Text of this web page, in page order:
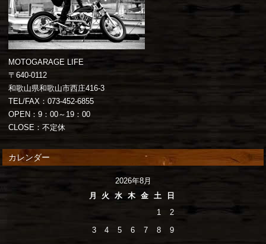
MOTOGARAGE LIFE
〒640-0112
和歌山県和歌山市西庄416-3
TEL/FAX：073-452-6855
OPEN：9：00～19：00
CLOSE：不定休
カレンダー
2026年8月
月
火 水 木 金 土
日
1
2
3
4 5 6 7 8
9